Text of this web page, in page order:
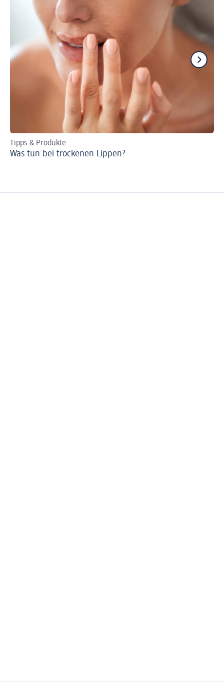
Tipps & Produkte
Was tun bei trockenen Lippen?